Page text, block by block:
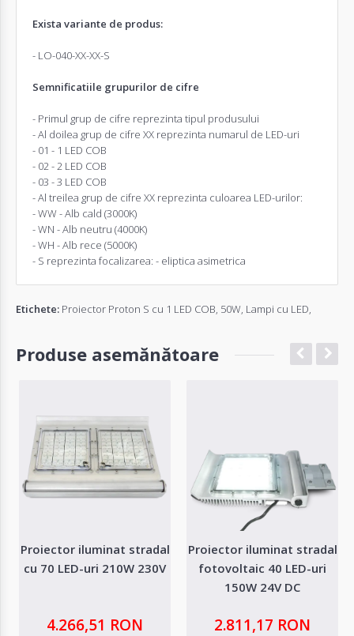
Exista variante de produs:
- LO-040-XX-XX-S
Semnificatiile grupurilor de cifre
- Primul grup de cifre reprezinta tipul produsului
- Al doilea grup de cifre XX reprezinta numarul de LED-uri
- 01 - 1 LED COB
- 02 - 2 LED COB
- 03 - 3 LED COB
- Al treilea grup de cifre XX reprezinta culoarea LED-urilor:
- WW - Alb cald (3000K)
- WN - Alb neutru (4000K)
- WH - Alb rece (5000K)
- S reprezinta focalizarea: - eliptica asimetrica
Etichete: Proiector Proton S cu 1 LED COB 50W Lampi cu LED
Produse asemănătoare
Proiector iluminat stradal
cu 70 LED-uri 210W 230V
4.266,51 RON
Proiector iluminat stradal
fotovoltaic 40 LED-uri
150W 24V DC
2.811,17 RON